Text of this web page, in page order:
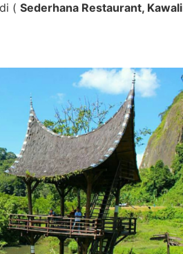
( Sederhana Restaurant, Kawali